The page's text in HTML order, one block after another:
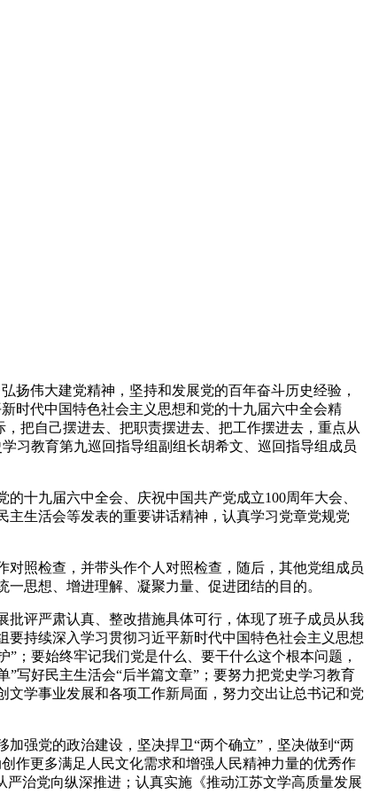
扬伟大建党精神，坚持和发展党的百年奋斗历史经验，
时代中国特色社会主义思想和党的十九届六中全会精
把自己摆进去、把职责摆进去、把工作摆进去，重点从
习教育第九巡回指导组副组长胡希文
巡回指导组成员
的十九届六中全会、庆祝中国共产党成立100周年大会、
主生活会等发表的重要讲话精神，认真学习党章党规党
对照检查，并带头作个人对照检查， 随后，其他党组成员
一思想、增进理解、凝聚力量、促进团结的目的。
评严肃认真、整改措施具体可行，体现了班子成员从我
持续深入学习贯彻习近平新时代中国特色社会主义思想
；要始终牢记我们党是什么、要干什么这个根本问题，
写好民主生活会“后半篇文章”；要努力把党史学习教育
文学事业发展和各项工作新局面，努力交出让总书记和党
加强党的政治建设，坚决捍卫“两个确立”，坚决做到“两
作更多满足人民文化需求和增强人民精神力量的优秀作
严治党向纵深推进 ； 认真实施《推动江苏文学高质量发展